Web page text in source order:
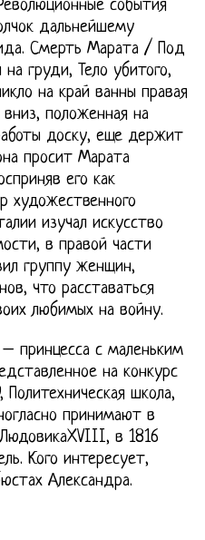
события
дальнейшему
Смерть Марата / Под
груди, Тело убитого,
на край ванны правая
положенная на
доску, еще держит
просит Марата
его как
художественного
изучал искусство
в правой части
группу женщин,
что расставаться
любимых на войну.
принцесса с маленьким
на конкурс
школа,
принимают в
в 1816
Кого интересует,
Александра.